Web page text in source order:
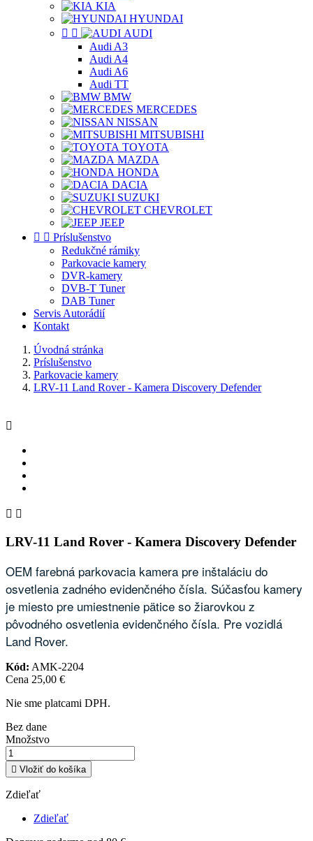
KIA
HYUNDAI
 
AUDI
Audi A3
Audi A4
Audi A6
Audi TT
BMW
MERCEDES
NISSAN
MITSUBISHI
TOYOTA
MAZDA
HONDA
DACIA
SUZUKI
CHEVROLET
JEEP
  Príslušenstvo
Redukčné rámiky
Parkovacie kamery
DVR-kamery
DVB-T Tuner
DAB Tuner
Servis Autorádií
Kontakt
Úvodná stránka
Príslušenstvo
Parkovacie kamery
LRV-11 Land Rover - Kamera Discovery Defender

 
LRV-11 Land Rover - Kamera Discovery Defender
OEM farebná parkovacia kamera pre inštaláciu do
osvetlenia zadného evidenčného čísla. Súčasťou kamery
je miesto pre umiestnenie pätice so žiarovkou z
pôvodného osvetlenia evidenčného čísla. Pre vozidlá
Land Rover.
Kód: AMK-2204
Cena 25,00 €
Nie sme platcami DPH.
Bez dane
Množstvo
 Vložiť do košíka
Zdieľať
Zdieľať